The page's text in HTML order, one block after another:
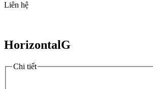
Liên hệ
HorizontalG
Chi tiết